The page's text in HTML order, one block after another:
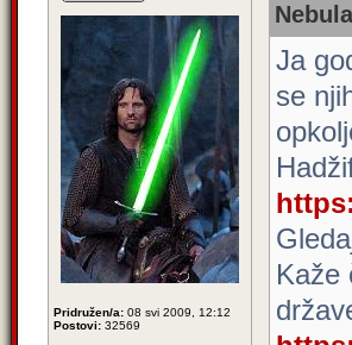
Pridružen/a: 08 svi 2009, 12:12
Postovi: 32569
Ja
se
Kaže